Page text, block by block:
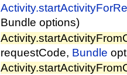
Bundle options)
requestCode, Bundle